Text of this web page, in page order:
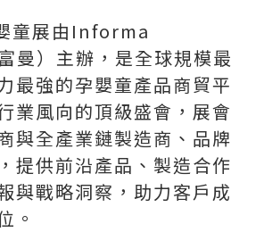
童展由Informa
曼）主辦，是全球規模最
最強的孕嬰童產品商貿平
業風向的頂級盛會，展會
與全產業鏈製造商、品牌
提供前沿產品、製造合作
與戰略洞察，助力客戶成
。